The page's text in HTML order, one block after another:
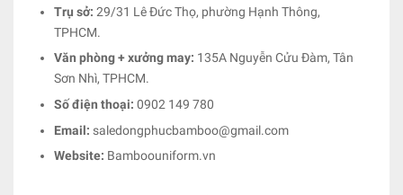
Trụ sở: 29/31 Lê Đức Thọ, phường Hạnh Thông,
TPHCM.
Văn phòng + xưởng may: 135A Nguyễn Cửu Đàm, Tân
Sơn Nhì, TPHCM.
Số điện thoại: 0902 149 780
Email: saledongphucbamboo@gmail.com
Website: Bamboouniform.vn